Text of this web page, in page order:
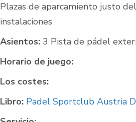
Plazas de aparcamiento justo
instalaciones
Asientos: 3 Pista de pádel
Horario de juego:
Los costes:
Libro: Padel Sportclub Austria